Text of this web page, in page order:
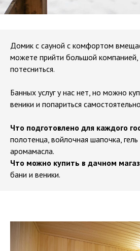
Домик с сауной с комфортом
можете прийти большой компанией,
потесниться.
Банных услуг у нас нет, но можно
веники и попариться
Что подготовлено для каждого
полотенца, войлочная шапочка,
аромамасла.
Что можно купить в дачном
бани и веники.